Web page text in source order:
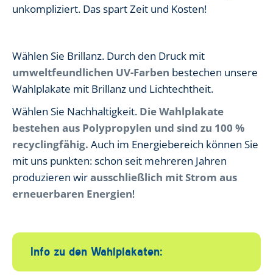
unkompliziert. Das spart Zeit und Kosten!
Wählen Sie Brillanz. Durch den Druck mit
umweltfeundlichen UV-Farben bestechen unsere
Wahlplakate mit Brillanz und Lichtechtheit.
Wählen Sie Nachhaltigkeit. Die Wahlplakate
bestehen aus Polypropylen und sind zu 100 %
recyclingfähig. Auch im Energiebereich können Sie
mit uns punkten: schon seit mehreren Jahren
produzieren wirausschließlich mit Strom aus
erneuerbaren Energien!
Info zu den Wahlplakaten: